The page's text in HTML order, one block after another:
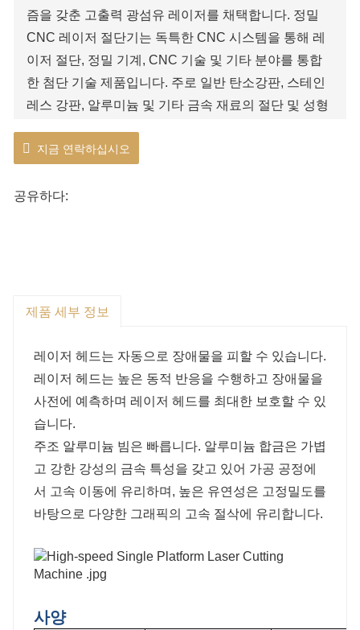
즘을 갖춘 고출력 광섬유 레이저를 채택합니다. 정밀
CNC 레이저 절단기는 독특한 CNC 시스템을 통해 레
이저 절단, 정밀 기계, CNC 기술 및 기타 분야를 통합
한 첨단 기술 제품입니다. 주로 일반 탄소강판, 스테인
레스 강판, 알루미늄 및 기타 금속 재료의 절단 및 성형
지금 연락하십시오
공유하다:
제품 세부 정보
레이저 헤드는 자동으로 장애물을 피할 수 있습니다.
레이저 헤드는 높은 동적 반응을 수행하고 장애물을
사전에 예측하며 레이저 헤드를 최대한 보호할 수 있
습니다.
주조 알루미늄 빔은 빠릅니다. 알루미늄 합금은 가볍
고 강한 강성의 금속 특성을 갖고 있어 가공 공정에
서 고속 이동에 유리하며, 높은 유연성은 고정밀도를
바탕으로 다양한 그래픽의 고속 절삭에 유리합니다.
사양